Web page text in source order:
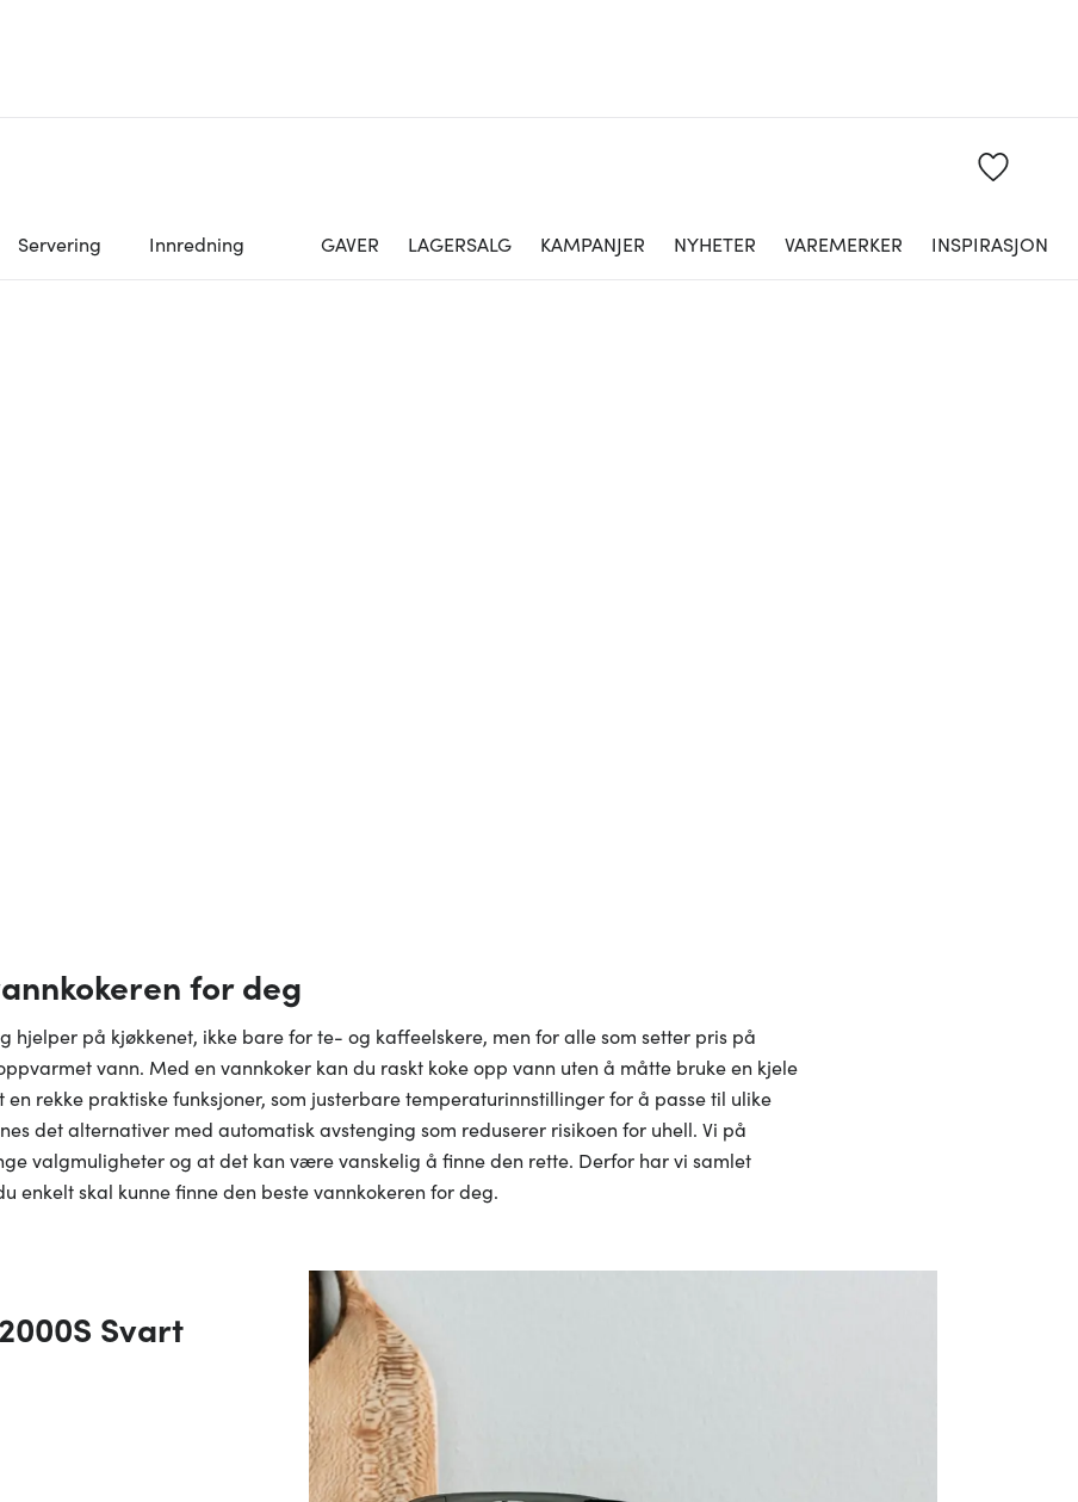
Servering Innredning GAVER LAGERSALG KAMPANJER NYHETER VAREMERKER INSPIRASJON
for deg
hjelper på kjøkkenet, ikke bare for te- og kaffeelskere, men for alle som setter pris på
vann. Med en vannkoker kan du raskt koke opp vann uten å måtte bruke en kjele
rekke praktiske funksjoner, som justerbare temperaturinnstillinger for å passe til ulike
det alternativer med automatisk avstenging som reduserer risikoen for uhell. Vi på
valgmuligheter og at det kan være vanskelig å finne den rette. Derfor har vi samlet
enkelt skal kunne finne den beste vannkokeren for deg.
Svart